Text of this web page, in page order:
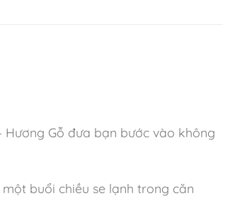
Gỗ đưa bạn bước vào không
buổi chiều se lạnh trong căn